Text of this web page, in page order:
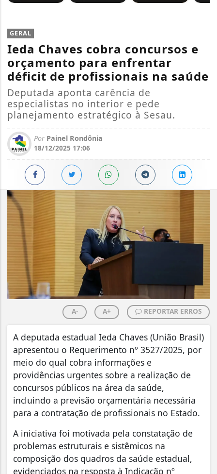
GERAL
Ieda Chaves cobra concursos e
orçamento para enfrentar
déficit de profissionais na saúde
Deputada aponta carência de
especialistas no interior e pede
planejamento estratégico à Sesau.
Por Painel Rondônia
18/12/2025 17:06
A- A+ REPORTAR ERROS
A deputada estadual Ieda Chaves (União Brasil)
apresentou o Requerimento nº 3527/2025, por
meio do qual cobra informações e
providências urgentes sobre a realização de
concursos públicos na área da saúde,
incluindo a previsão orçamentária necessária
para a contratação de profissionais no Estado.
A iniciativa foi motivada pela constatação de
problemas estruturais e sistêmicos na
composição dos quadros da saúde estadual,
evidenciados na resposta à Indicação nº